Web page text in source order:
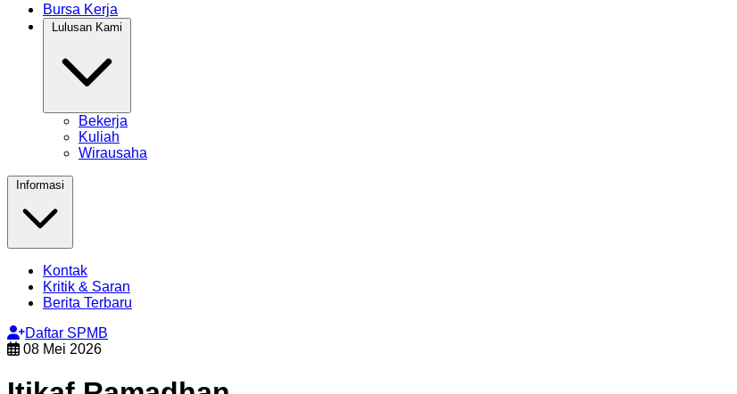
Bursa Kerja
Bekerja
Kuliah
Wirausaha
Kontak
Kritik & Saran
Berita Terbaru
Daftar SPMB
08 Mei 2026